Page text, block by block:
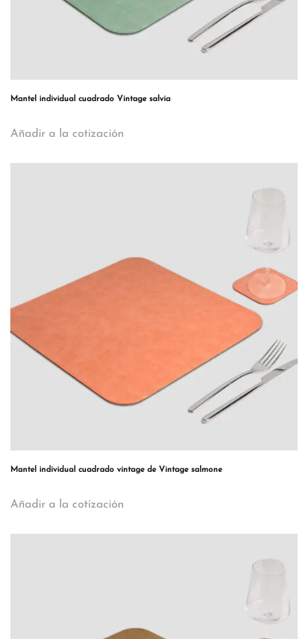
Mantel individual cuadrado Vintage salvia
Añadir a la cotización
Mantel individual cuadrado vintage de Vintage salmone
Añadir a la cotización